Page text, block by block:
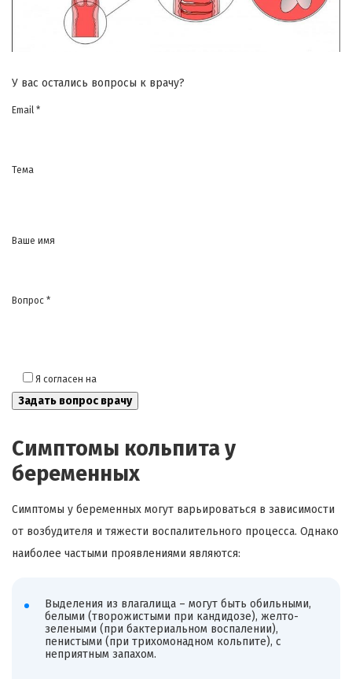
У вас остались вопросы к врачу?
Email *
Тема
Ваше имя
Вопрос *
Я согласен на
Симптомы кольпита у
беременных
Симптомы у беременных могут варьироваться в зависимости
от возбудителя и тяжести воспалительного процесса. Однако
наиболее частыми проявлениями являются:
Выделения из влагалища – могут быть обильными,
белыми (творожистыми при кандидозе), желто-
зелеными (при бактериальном воспалении),
пенистыми (при трихомонадном кольпите), с
неприятным запахом.